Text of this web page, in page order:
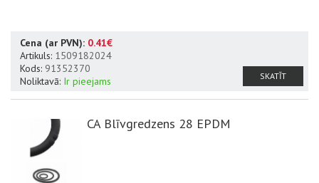
Cena (ar PVN): 0.41€
Artikuls: 1509182024
Kods: 91352370
Noliktavā: Ir pieejams SKATĪT
CA Blīvgredzens 28 EPDM